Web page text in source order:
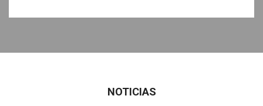
NOTICIAS